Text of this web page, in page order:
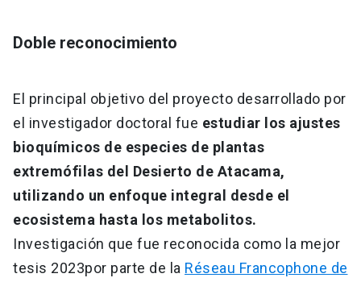
Doble reconocimiento
El principal objetivo del proyecto desarrollado por
el investigador doctoral fue estudiar los ajustes
bioquímicos de especies de plantas
extremófilas del Desierto de Atacama,
utilizando un enfoque integral desde el
ecosistema hasta los metabolitos.
Investigación que fue reconocida como la mejor
tesis 2023por parte de la Réseau Francophone de